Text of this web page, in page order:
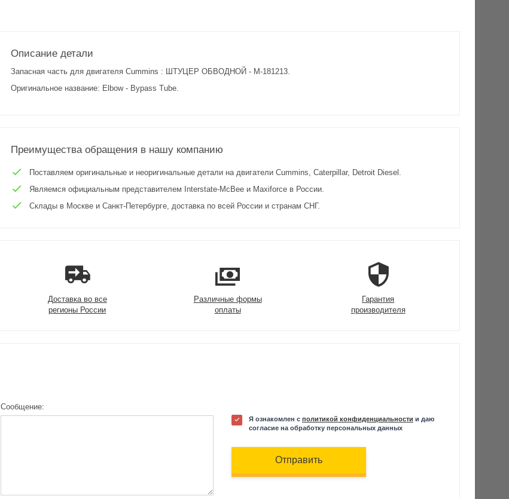
Описание детали
Запасная часть для двигателя Cummins : ШТУЦЕР ОБВОДНОЙ - M-181213.
Оригинальное название: Elbow - Bypass Tube.
Преимущества обращения в нашу компанию
Поставляем оригинальные и неоригинальные детали на двигатели Cummins, Caterpillar, Detroit Diesel.
Являемся официальным представителем Interstate-McBee и Maxiforce в России.
Склады в Москве и Санкт-Петербурге, доставка по всей России и странам СНГ.
Доставка во все
регионы России
Различные формы
оплаты
Гарантия
производителя
Сообщение:
Я ознакомлен с политикой конфиденциальности и даю
согласие на обработку персональных данных
Отправить